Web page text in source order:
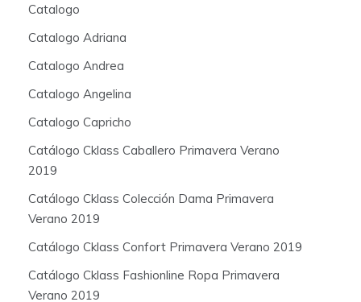
Catalogo
Catalogo Adriana
Catalogo Andrea
Catalogo Angelina
Catalogo Capricho
Catálogo Cklass Caballero Primavera Verano
2019
Catálogo Cklass Colección Dama Primavera
Verano 2019
Catálogo Cklass Confort Primavera Verano 2019
Catálogo Cklass Fashionline Ropa Primavera
Verano 2019